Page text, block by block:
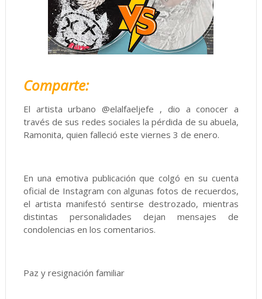
Comparte:
El artista urbano @elalfaeljefe , dio a conocer a
través de sus redes sociales la pérdida de su abuela,
Ramonita, quien falleció este viernes 3 de enero.
En una emotiva publicación que colgó en su cuenta
oficial de Instagram con algunas fotos de recuerdos,
el artista manifestó sentirse destrozado, mientras
distintas personalidades dejan mensajes de
condolencias en los comentarios.
Paz y resignación familiar